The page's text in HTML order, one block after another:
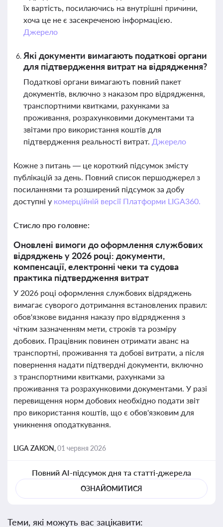
їх вартість, посилаючись на внутрішні причини,
хоча це не є засекреченою інформацією.
Джерело
Які документи вимагають податкові органи
для підтвердження витрат на відрядження?
Податкові органи вимагають повний пакет
документів, включно з наказом про відрядження,
транспортними квитками, рахунками за
проживання, розрахунковими документами та
звітами про використання коштів для
підтвердження реальності витрат. Джерело
Кожне з питань — це короткий підсумок змісту
публікацій за день. Повний список першоджерел з
посиланнями та розширений підсумок за добу
доступні у комерційній версії Платформи LIGA360.
Стисло про головне:
Оновлені вимоги до оформлення службових
відряджень у 2026 році: документи,
компенсації, електронні чеки та судова
практика підтвердження витрат
У 2026 році оформлення службових відряджень
вимагає суворого дотримання встановлених правил:
обов'язкове видання наказу про відрядження з
чітким зазначенням мети, строків та розміру
добових. Працівник повинен отримати аванс на
транспортні, проживання та добові витрати, а після
повернення надати підтвердні документи, включно
з транспортними квитками, рахунками за
проживання та розрахунковими документами. У разі
перевищення норм добових необхідно подати звіт
про використання коштів, що є обов'язковим для
уникнення оподаткування.
LIGA ZAKON,01 червня 2026
Повний AI-підсумок дня та статті-джерела
ОЗНАЙОМИТИСЯ
Теми, які можуть вас зацікавити: